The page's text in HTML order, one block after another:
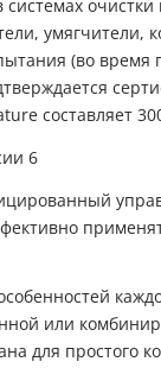
очистки
умягчители,
(во время
составляет
или
для простого